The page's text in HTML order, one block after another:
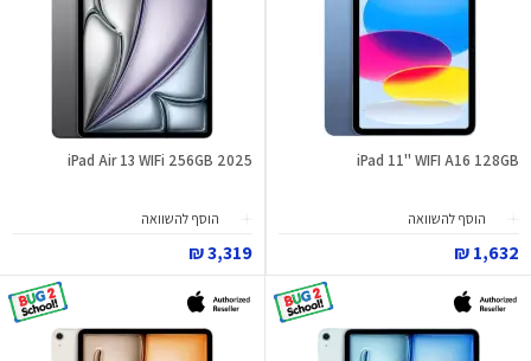
iPad 11" WIFI A16 128GB
הוסף להשוואה
1,632 ₪
iPad Air 13 WIFi 256GB 2025
הוסף להשוואה
3,319 ₪